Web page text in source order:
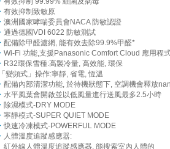
有效抑制致敏原
澳洲國家哮喘委員會NACA 防敏認證
通過德國VDI 6022 防敏測試
配備除甲醛濾網, 能有效去除99.9%甲醛*
Wi-Fi 功能,支援Panasonic Comfort Cloud 應用程
R32環保雪種:高製冷量, 高效能, 環保
「變頻式」操作:寧靜, 省電, 恆溫
配備內部清潔功能, 於待機狀態下, 空調機會釋放
水平風葉會開啟並以低風量進行送風最多2.5小時
除濕模式-DRY MODE
寧靜模式-SUPER QUIET MODE
快速冷凍模式-POWERFUL MODE
人體溫度追蹤感應器:
紅外線人體溫度追蹤感應器, 能搜索室內人體的